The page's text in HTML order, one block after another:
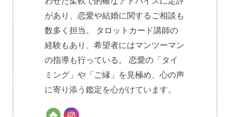
があり、恋愛や結婚に関するご相談も
数多く担当。 タロットカード講師の
経験もあり、希望者にはマンツーマン
の指導も行っている。 恋愛の「タイ
ミング」や「ご縁」を見極め、心の声
に寄り添う鑑定を心がけています。